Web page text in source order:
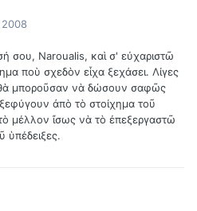
2008
σου, Naroualis, καὶ σ' εὐχαριστῶ
ποὺ σχεδὸν εἶχα ξεχάσει. Λίγες
θὰ μποροῦσαν νὰ δώσουν σαφῶς
ἀπὸ τὸ στοίχημα τοῦ
μέλλον ἴσως νὰ τὸ ἐπεξεργαστῶ
ὑπέδειξες.